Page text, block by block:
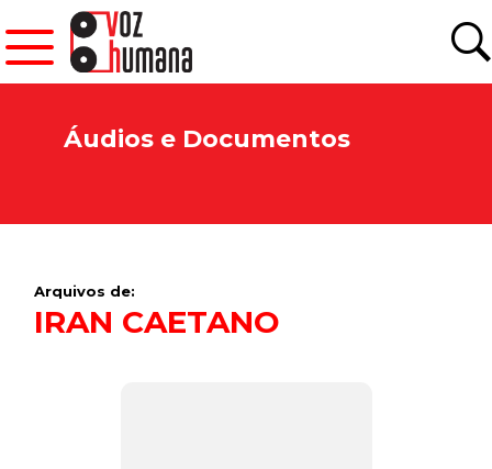
Áudios e Documentos
Arquivos de:
IRAN CAETANO